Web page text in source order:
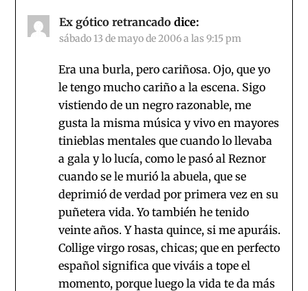
Ex gótico retrancado dice:
sábado 13 de mayo de 2006 a las 9:15 pm
Era una burla, pero cariñosa. Ojo, que yo
le tengo mucho cariño a la escena. Sigo
vistiendo de un negro razonable, me
gusta la misma música y vivo en mayores
tinieblas mentales que cuando lo llevaba
a gala y lo lucía, como le pasó al Reznor
cuando se le murió la abuela, que se
deprimió de verdad por primera vez en su
puñetera vida. Yo también he tenido
veinte años. Y hasta quince, si me apuráis.
Collige virgo rosas, chicas; que en perfecto
español significa que viváis a tope el
momento, porque luego la vida te da más